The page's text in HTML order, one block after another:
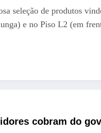
seleção de produtos
e no Piso L2 (em
cobram do